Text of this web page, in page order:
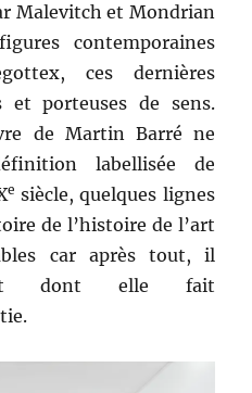
Malevitch et Mondrian
contemporaines
ces dernières
et porteuses de sens.
de Martin Barré ne
labellisée de
e siècle, quelques lignes
de l’histoire de l’art
car après tout, il
dont elle fait